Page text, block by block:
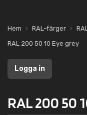
Hem RAL-färger
RAL 200 50 10 Eye grey
Logga in
RAL 200 50